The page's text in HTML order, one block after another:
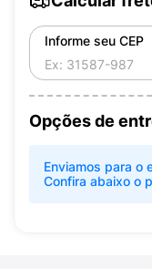
Informe seu CEP
Opções de
Enviamos para o
Confira abaixo o